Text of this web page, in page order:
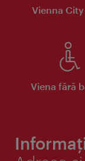
Vienna
Viena fără